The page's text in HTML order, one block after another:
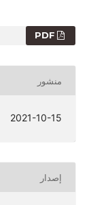
PDF
منشور
2021-10-15
إصدار